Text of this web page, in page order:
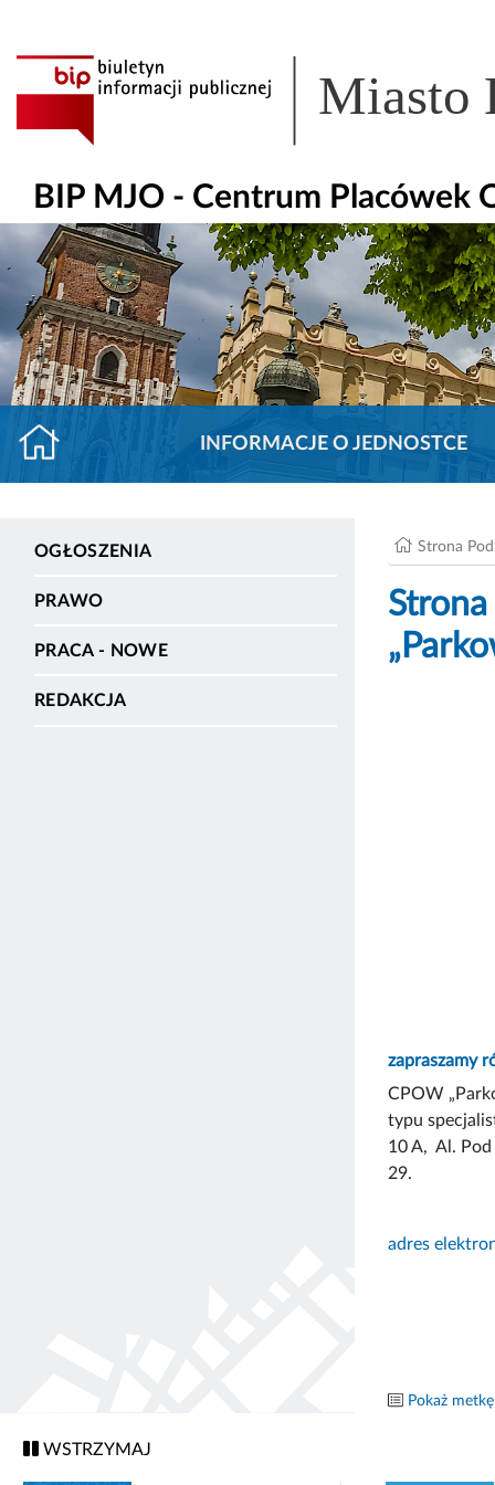
Miasto
BIP MJO - Centrum Placówek
INFORMACJE O JEDNOSTCE
OGŁOSZENIA
PRAWO
PRACA - NOWE
REDAKCJA
Strona
zapraszamy
CPOW
typu
10 A, Al.
29.
adres
Pokaż metkę
WSTRZYMAJ